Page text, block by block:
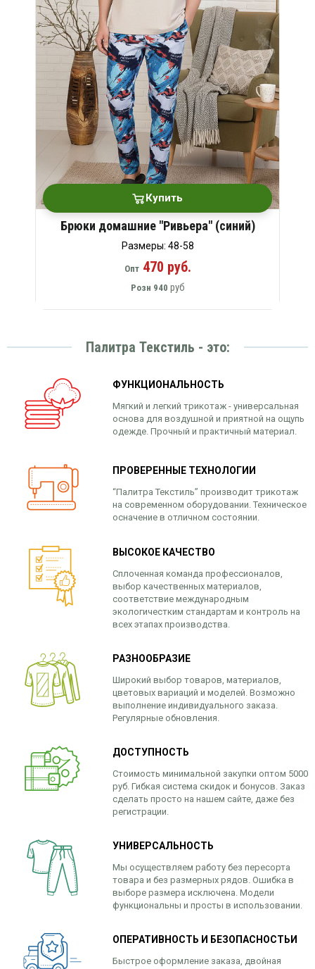
Купить
Брюки домашние "Ривьера" (синий)
Размеры: 48-58
Опт470 руб.
Розн 940 руб
Палитра Текстиль - это:
ФУНКЦИОНАЛЬНОСТЬ
Мягкий и легкий трикотаж - универсальная
основа для воздушной и приятной на ощупь
одежде. Прочный и практичный материал.
ПРОВЕРЕННЫЕ ТЕХНОЛОГИИ
“Палитра Текстиль” производит трикотаж
на современном оборудовании. Техническое
осначение в отличном состоянии.
ВЫСОКОЕ КАЧЕСТВО
Сплоченная команда профессионалов,
выбор качественных материалов,
соответствие международным
экологичестким стандартам и контроль на
всех этапах производства.
РАЗНООБРАЗИЕ
Широкий выбор товаров, материалов,
цветовых вариаций и моделей. Возможно
выполнение индивидуального заказа.
Регулярные обновления.
ДОСТУПНОСТЬ
Стоимость минимальной закупки оптом 5000
руб. Гибкая система скидок и бонусов. Заказ
сделать просто на нашем сайте, даже без
регистрации.
УНИВЕРСАЛЬНОСТЬ
Мы осуществляем работу без пересорта
товара и без размерных рядов. Ошибка в
выборе размера исключена. Модели
функциональны и просты в использовании.
ОПЕРАТИВНОСТЬ И БЕЗОПАСНОСТЬИ
Быстрое оформление заказа, двойная